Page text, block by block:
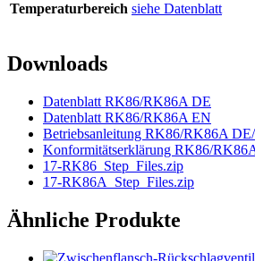
Temperaturbereich siehe Datenblatt
Downloads
Datenblatt RK86/RK86A DE
Datenblatt RK86/RK86A EN
Betriebsanleitung RK86/RK86A
Konformitätserklärung RK86/
17-RK86_Step_Files.zip
17-RK86A_Step_Files.zip
Ähnliche Produkte